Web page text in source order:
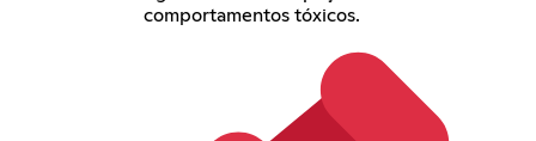
comportamentos tóxicos.